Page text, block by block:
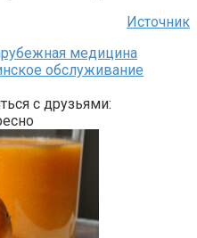
Источник
медицина
обслуживание
с друзьями: